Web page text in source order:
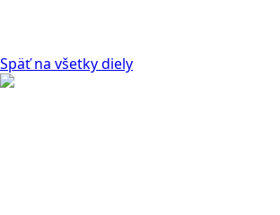
Späť na všetky diely